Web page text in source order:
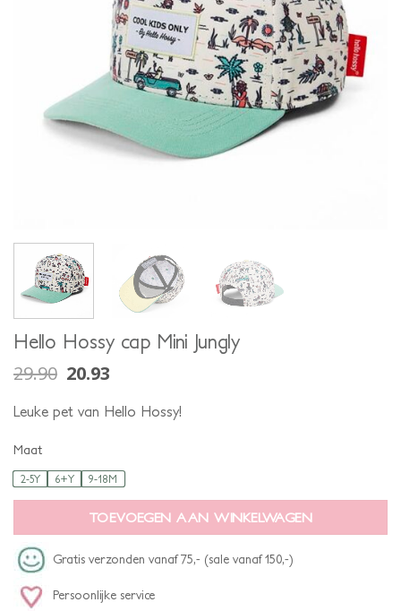
Hello Hossy cap Mini Jungly
29.90 20.93
Leuke pet van Hello Hossy!
Maat
2-5Y 6+Y 9-18M
TOEVOEGEN AAN WINKELWAGEN
Gratis verzonden vanaf 75,- (sale vanaf 150,-)
Persoonlijke service